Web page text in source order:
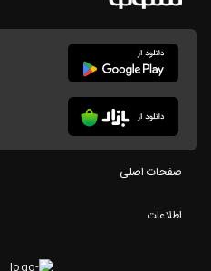
صفحات اصلی
اطلاعات